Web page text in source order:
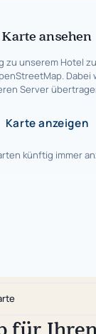
Karte ansehen
zu unserem Hotel
Dabei
Server
Karte anzeigen
künftig immer
für